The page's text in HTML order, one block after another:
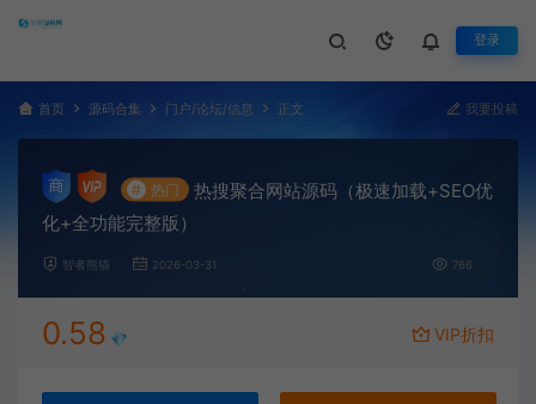
登录
首页 源码合集 门户/论坛/信息 正文 我要投稿
# 热门
热搜聚合网站源码（极速加载+SEO优
化+全功能完整版）
智者熊猫 2026-03-31 766
0.58 💎 VIP折扣